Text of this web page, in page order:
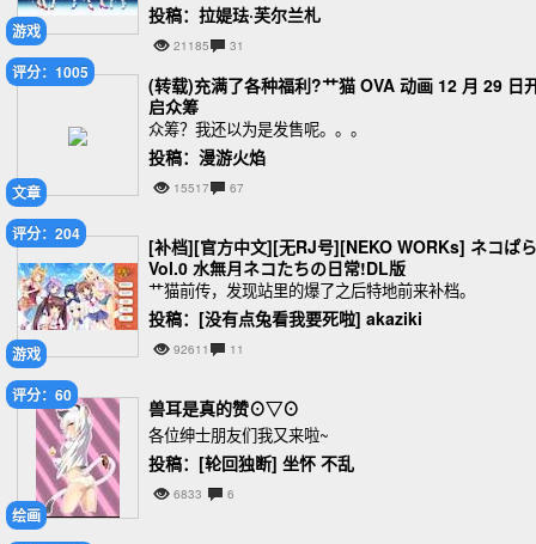
游戏
投稿：拉媞珐·芙尔兰札
21185 31
文章
评分：1005
(转载)充满了各种福利?艹猫 OVA 动画 12 月 29 日
启众筹
众筹？我还以为是发售呢。。。
投稿：漫游火焰
15517 67
游戏
评分：204
[补档][官方中文][无RJ号][NEKO WORKs] ネコぱら
Vol.0 水無月ネコたちの日常!DL版
艹猫前传，发现站里的爆了之后特地前来补档。
投稿：[没有点兔看我要死啦] akaziki
92611 11
绘画
评分：60
兽耳是真的赞⊙▽⊙
各位绅士朋友们我又来啦~
投稿：[轮回独断] 坐怀 不乱
6833 6